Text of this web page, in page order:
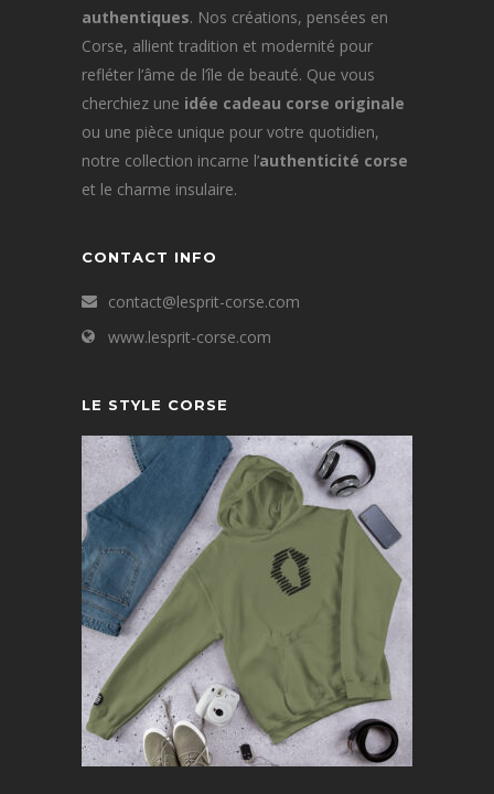
authentiques. Nos créations, pensées en
Corse, allient tradition et modernité pour
refléter l’âme de l’île de beauté. Que vous
cherchiez une idée cadeau corse originale
ou une pièce unique pour votre quotidien,
notre collection incarne l’authenticité corse
et le charme insulaire.
CONTACT INFO
contact@lesprit-corse.com
www.lesprit-corse.com
LE STYLE CORSE